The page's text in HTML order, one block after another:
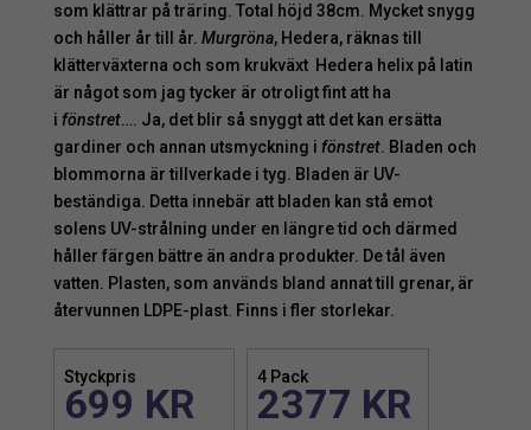
som klättrar på träring. Total höjd 38cm. Mycket snygg
och håller år till år. Murgröna, Hedera, räknas till
klätterväxterna och som krukväxt Hedera helix på latin
är något som jag tycker är otroligt fint att ha
i fönstret…. Ja, det blir så snyggt att det kan ersätta
gardiner och annan utsmyckning i fönstret. Bladen och
blommorna är tillverkade i tyg. Bladen är UV-
beständiga. Detta innebär att bladen kan stå emot
solens UV-strålning under en längre tid och därmed
håller färgen bättre än andra produkter. De tål även
vatten. Plasten, som används bland annat till grenar, är
återvunnen LDPE-plast. Finns i fler storlekar.
Styckpris
699 KR
4 Pack
2377 KR